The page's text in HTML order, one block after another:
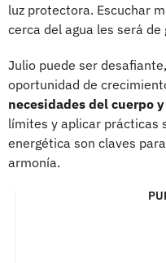
luz protectora. Escuchar
cerca del agua les será de
Julio puede ser
oportunidad de
necesidades del cuerpo
límites y aplicar prácticas
energética son claves
armonía.